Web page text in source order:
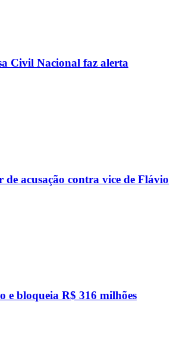
Civil Nacional faz alerta
acusação contra vice de Flávio
e bloqueia R$ 316 milhões